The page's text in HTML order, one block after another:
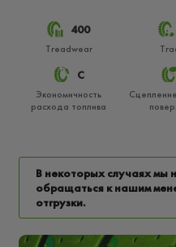
400
Treadwear
C
Экономичность
расхода топлива
В некоторых случаях мы
обращаться к нашим
отгрузки.